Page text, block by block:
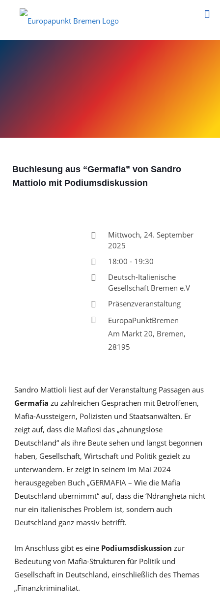
Buchlesung aus “Germafia” von Sandro
Mattiolo mit Podiumsdiskussion
Mittwoch, 24. September
2025
18:00 - 19:30
Deutsch-Italienische
Gesellschaft Bremen e.V
Präsenzveranstaltung
EuropaPunktBremen
Am Markt 20, Bremen,
28195
Sandro Mattioli liest auf der Veranstaltung Passagen aus
Germafia zu zahlreichen Gesprächen mit Betroffenen,
Mafia-Aussteigern, Polizisten und Staatsanwälten. Er
zeigt auf, dass die Mafiosi das „ahnungslose
Deutschland“ als ihre Beute sehen und längst begonnen
haben, Gesellschaft, Wirtschaft und Politik gezielt zu
unterwandern. Er zeigt in seinem im Mai 2024
herausgegeben Buch „GERMAFIA – Wie die Mafia
Deutschland übernimmt“ auf, dass die ‘Ndrangheta nicht
nur ein italienisches Problem ist, sondern auch
Deutschland ganz massiv betrifft.
Im Anschluss gibt es eine Podiumsdiskussion zur
Bedeutung von Mafia-Strukturen für Politik und
Gesellschaft in Deutschland, einschließlich des Themas
„Finanzkriminalität.